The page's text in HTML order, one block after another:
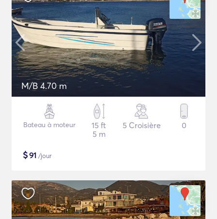
M/B 4.70 m
Bateau à moteur
15 ft
5 m
5 Croisière 0
$91 /jour